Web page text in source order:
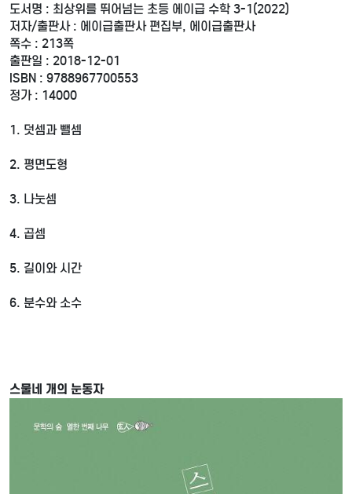
도서명 : 최상위를 뛰어넘는 초등 에이급 수학 3-1(2022)
저자/출판사 : 에이급출판사 편집부, 에이급출판사
쪽수 : 213쪽
출판일 : 2018-12-01
ISBN : 9788967700553
정가 : 14000
1. 덧셈과 뺄셈
2. 평면도형
3. 나눗셈
4. 곱셈
5. 길이와 시간
6. 분수와 소수
스물네 개의 눈동자